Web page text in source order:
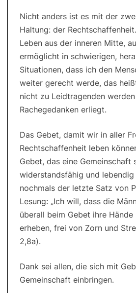
Nicht anders ist es mit der
Haltung: der
Leben aus der inneren Mitte,
ermöglicht in schwierigen,
Situationen, dass ich den
weiter gerecht werde, das
nicht zu Leidtragenden
Rachegedanken erliegt.
Das Gebet, damit wir in aller
Rechtschaffenheit leben
Gebet, das eine Gemeinschaft
widerstandsfähig und lebendig
nochmals der letzte Satz von
Lesung: „Ich will, dass die
überall beim Gebet ihre Hände
erheben, frei von Zorn und
2,8a).
Dank sei allen, die sich mit
Gemeinschaft einbringen.